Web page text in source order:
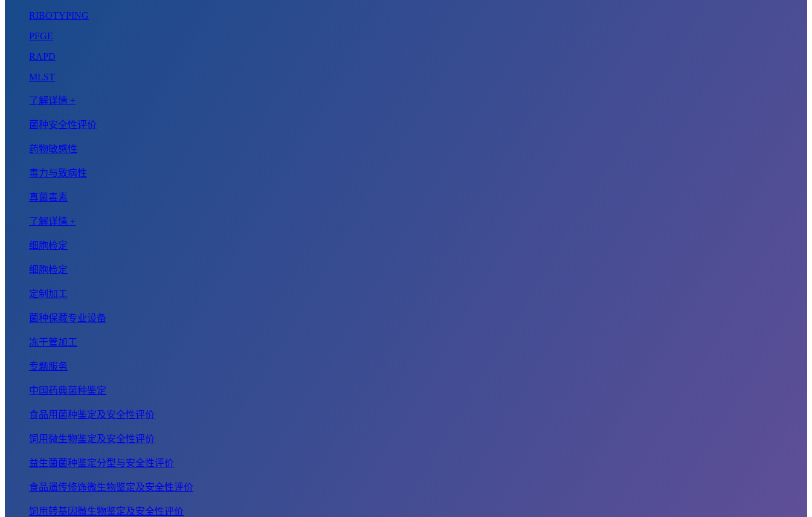
RIBOTYPING
PFGE
RAPD
MLST
了解详情 +
菌种安全性评价
药物敏感性
毒力与致病性
真菌毒素
了解详情 +
细胞检定
细胞检定
定制加工
菌种保藏专业设备
冻干管加工
专题服务
中国药典菌种鉴定
食品用菌种鉴定及安全性评价
饲用微生物鉴定及安全性评价
益生菌菌种鉴定分型与安全性评价
食品遗传修饰微生物鉴定及安全性评价
饲用转基因微生物鉴定及安全性评价